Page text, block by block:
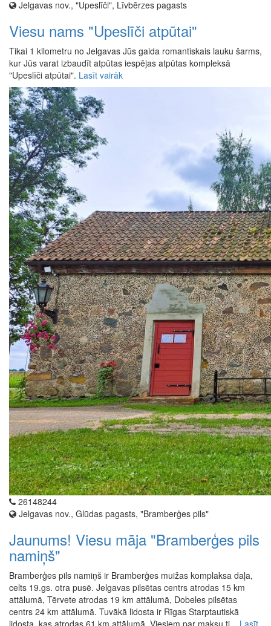
Jelgavas nov., "Upeslīči", Līvbērzes pagasts
Viesu nams "Upeslīči atpūtai"
Tikai 1 kilometru no Jelgavas Jūs gaida romantiskais lauku šarms,
kur Jūs varat izbaudīt atpūtas iespējas atpūtas kompleksā
"Upeslīči atpūtai". Lasīt vairāk
26148244
Jelgavas nov., Glūdas pagasts, "Bramberģes pils"
Jaunums! Viesu māja "Bramberģes pils
namiņš"
Bramberģes pils namiņš ir Bramberģes muižas komplaksa daļa,
celts 19.gs. otra pusē. Jelgavas pilsētas centrs atrodas 15 km
attālumā, Tērvete atrodas 19 km attālumā, Dobeles pilsētas
centrs 24 km attālumā. Tuvākā lidosta ir Rīgas Starptautiskā